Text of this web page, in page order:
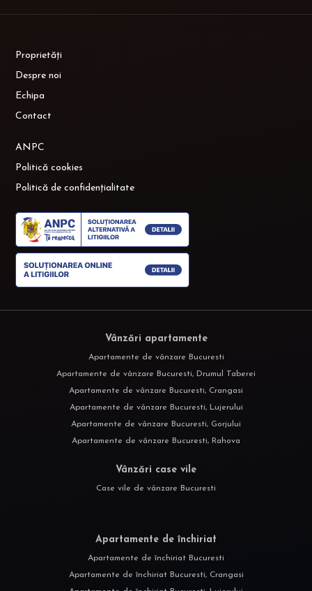
Proprietăți
Despre noi
Echipa
Contact
ANPC
Politică cookies
Politică de confidențialitate
Vânzări apartamente
Apartamente de vânzare Bucuresti
Apartamente de vânzare Bucuresti, Drumul Taberei
Apartamente de vânzare Bucuresti, Crangasi
Apartamente de vânzare Bucuresti, Lujerului
Apartamente de vânzare Bucuresti, Gorjului
Apartamente de vânzare Bucuresti, Rahova
Vânzări case vile
Case vile de vânzare Bucuresti
Apartamente de închiriat
Apartamente de închiriat Bucuresti
Apartamente de închiriat Bucuresti, Crangasi